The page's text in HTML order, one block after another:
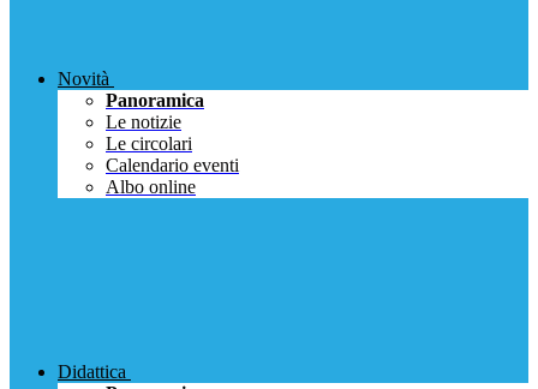
Novità
Panoramica
Le notizie
Le circolari
Calendario eventi
Albo online
Didattica